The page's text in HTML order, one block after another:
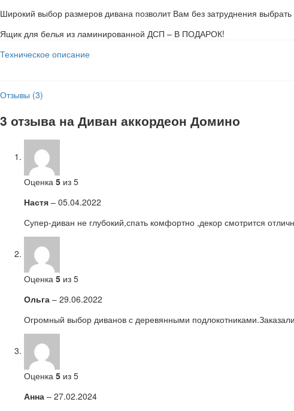
Широкий выбор размеров дивана позволит Вам без затруднения
Ящик для белья из ламинированной ДСП – В ПОДАРОК!
Техническое описание
Отзывы (3)
3 отзыва на Диван аккордеон Домино
Оценка 5 из 5
Настя – 05.04.2022
Супер-диван не глубокий,спать комфортно ,декор смотрится
Оценка 5 из 5
Ольга – 29.06.2022
Огромный выбор диванов с деревянными
Оценка 5 из 5
Анна – 27.02.2024